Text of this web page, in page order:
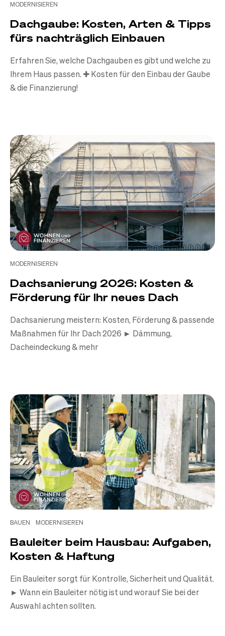
MODERNISIEREN
Dachgaube: Kosten, Arten & Tipps
fürs nachträglich Einbauen
Erfahren Sie, welche Dachgauben es gibt und welche zu
Ihrem Haus passen. ✚ Kosten für den Einbau der Gaube
& die Finanzierung!
MODERNISIEREN
Dachsanierung 2026: Kosten &
Förderung für Ihr neues Dach
Dachsanierung meistern: Kosten, Förderung & passende
Maßnahmen für Ihr Dach 2026 ► Dämmung,
Dacheindeckung & mehr
BAUEN MODERNISIEREN
Bauleiter beim Hausbau: Aufgaben,
Kosten & Haftung
Ein Bauleiter sorgt für Kontrolle, Sicherheit und Qualität.
► Wann ein Bauleiter nötig ist und worauf Sie bei der
Auswahl achten sollten.